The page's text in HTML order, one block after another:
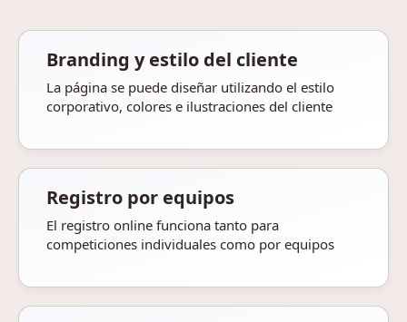
Branding y estilo del cliente
La página se puede diseñar utilizando el estilo
corporativo, colores e ilustraciones del cliente
Registro por equipos
El registro online funciona tanto para
competiciones individuales como por equipos